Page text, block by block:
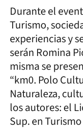
Durante el
Turismo,
experiencias y
serán Romina
misma se
“km0. Polo
Naturaleza,
los autores: el
Sup. en